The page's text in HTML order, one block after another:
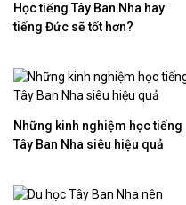
Học tiếng Tây Ban Nha hay
tiếng Đức sẽ tốt hơn?
Những kinh nghiệm học tiếng
Tây Ban Nha siêu hiệu quả